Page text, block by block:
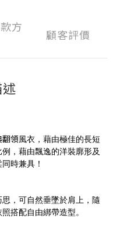
方
顧客評價
領風衣，藉由極佳的長短
，藉由飄逸的洋裝廓形及
時兼具！
，可自然垂墜於肩上，隨
搭配自由綁帶造型。